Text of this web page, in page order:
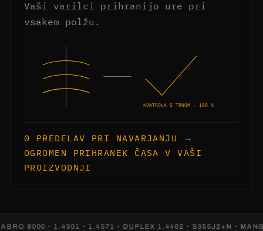
Vaši varilci prihranijo ure pri
vsakem polžu.
KONTROLA S TRNOM · 100 %
0 PREDELAV PRI NAVARJANJU →
OGROMEN PRIHRANEK ČASA V VAŠI
PROIZVODNJI
8000·1.4301·1.4571·DUPLEX 1.4462·S355J2+N·